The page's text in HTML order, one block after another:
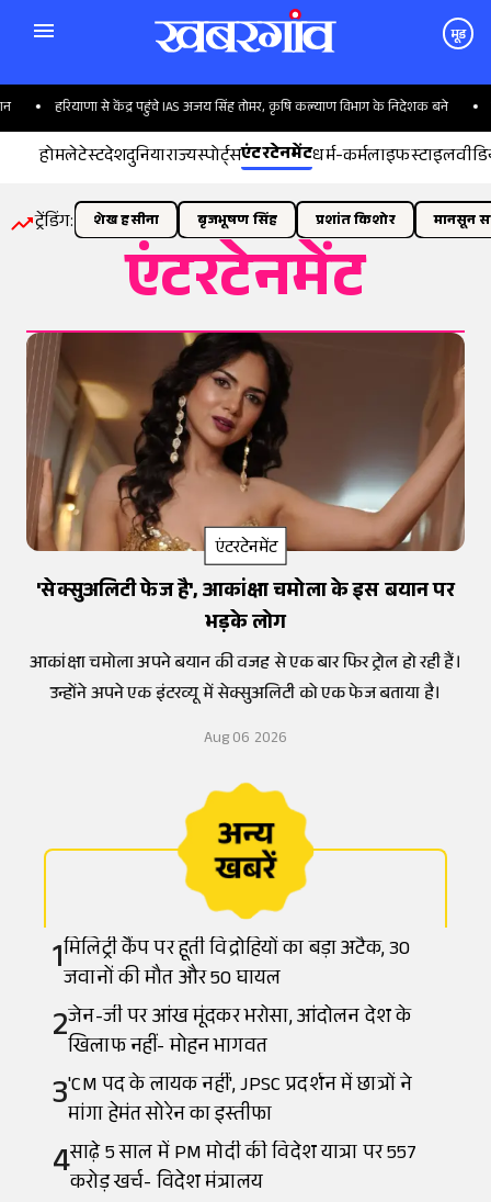
मूड
हरियाणा से केंद्र पहुंचे IAS अजय सिंह तोमर, कृषि कल्याण विभाग के निदेशक बने
होमलेटेस्टदेशदुनियाराज्यस्पोर्ट्सएंटरटेनमेंटधर्म-कर्मलाइफस्टाइल
ट्रेंडिंग: शेख हसीना बृजभूषण सिंह प्रशांत किशोर मानसून
एंटरटेनमेंट
एंटरटेनमेंट
'सेक्सुअलिटी फेज है', आकांक्षा चमोला के इस बयान पर
भड़के लोग
आकांक्षा चमोला अपने बयान की वजह से एक बार फिर ट्रोल हो रही हैं।
उन्होंने अपने एक इंटरव्यू में सेक्सुअलिटी को एक फेज बताया है।
Aug 06 2026
1मिलिट्री कैंप पर हूती विद्रोहियों का बड़ा अटैक, 30
जवानों की मौत और 50 घायल
2जेन-जी पर आंख मूंदकर भरोसा, आंदोलन देश के
खिलाफ नहीं- मोहन भागवत
3'CM पद के लायक नहीं', JPSC प्रदर्शन में छात्रों ने
मांगा हेमंत सोरेन का इस्तीफा
4साढ़े 5 साल में PM मोदी की विदेश यात्रा पर 557
करोड़ खर्च- विदेश मंत्रालय